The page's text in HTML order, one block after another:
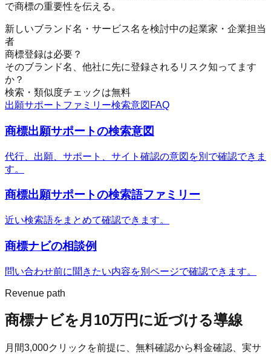
で商標の重要性を伝える。
新しいブランド名・サービス名を検討中の起業家・企業担当
者
商標登録は必要？
そのブランド名、他社に先に登録されるリスク知ってます
か？
検索・類似度チェックは無料
出願サポートファミリー検索意図 FAQ
商標出願サポートの検索意図
代行、出願、サポート、サイト確認の意図を別で確認できま
す。
商標出願サポートの検索語ファミリー
近い検索語をまとめて確認できます。
商標ナビの相談例
問い合わせ前に聞きたい内容を別ページで確認できます。
Revenue path
商標ナビを月10万円に近づける導線
月間3,000クリックを前提に、無料確認から料金確認、実サ